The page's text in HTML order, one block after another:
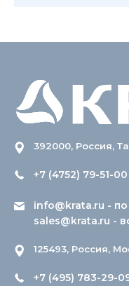
392000, Россия,
+7 (4752) 79-51-00
info@krata.ru -
sales@krata.ru -
125493, Россия,
+7 (495) 783-29-